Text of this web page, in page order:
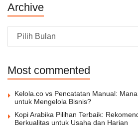
Archive
Archive
Most commented
Kelola.co vs Pencatatan Manual:
untuk Mengelola Bisnis?
Kopi Arabika Pilihan Terbaik:
Berkualitas untuk Usaha dan Harian